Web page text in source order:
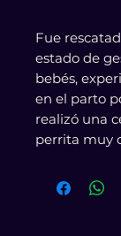
Fue
estado de
bebés,
en el parto
realizó una
perrita muy